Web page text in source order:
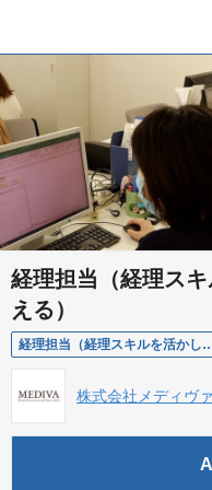
経理担当（経理ス
える）
経理担当（経理スキルを活かし
株式会社メディヴ